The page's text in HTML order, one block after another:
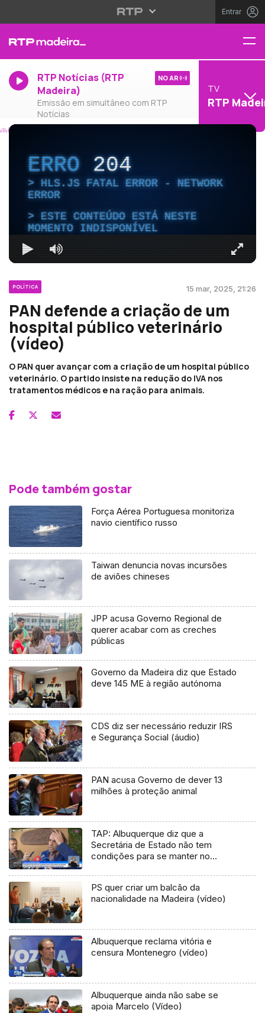
Entrar
RTP Notícias (RTP
Madeira)
Emissão em simultâneo com RTP
Notícias
NO AR
TV
RTP
ERRO204
HLS.JS FATAL ERROR - NETWORK
ERROR
ESTE CONTEÚDO ESTÁ NESTE
MOMENTO INDISPONÍVEL
POLÍTICA 15 mar, 2025, 21:26
PAN defende a criação de um
hospital público veterinário
(vídeo)
O PAN quer avançar com a criação de um hospital público
veterinário. O partido insiste na redução do IVA nos
tratamentos médicos e na ração para animais.
Pode também gostar
Força Aérea Portuguesa monitoriza
navio científico russo
Taiwan denuncia novas incursões
de aviões chineses
JPP acusa Governo Regional de
querer acabar com as creches
públicas
Governo da Madeira diz que Estado
deve 145 ME à região autónoma
CDS diz ser necessário reduzir IRS
e Segurança Social (áudio)
PAN acusa Governo de dever 13
milhões à proteção animal
TAP: Albuquerque diz que a
Secretária de Estado não tem
condições para se manter no
PS quer criar um balcão da
nacionalidade na Madeira (vídeo)
Albuquerque reclama vitória e
censura Montenegro (vídeo)
Albuquerque ainda não sabe se
apoia Marcelo (Vídeo)